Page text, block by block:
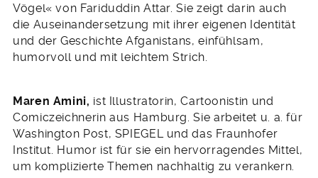
Vögel« von Fariduddin Attar. Sie zeigt darin auch
die Auseinandersetzung mit ihrer eigenen Identität
und der Geschichte Afganistans, einfühlsam,
humorvoll und mit leichtem Strich.
Maren Amini, ist Illustratorin, Cartoonistin und
Comiczeichnerin aus Hamburg. Sie arbeitet u. a. für
Washington Post, SPIEGEL und das Fraunhofer
Institut. Humor ist für sie ein hervorragendes Mittel,
um komplizierte Themen nachhaltig zu verankern.